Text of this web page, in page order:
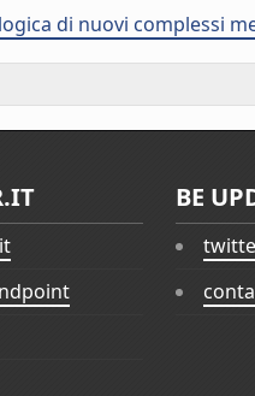
di nuovi complessi
BE